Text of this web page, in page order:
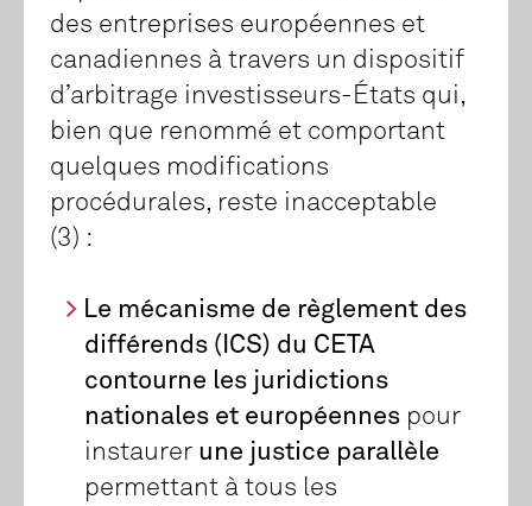
des entreprises européennes et
canadiennes à travers un dispositif
d’arbitrage investisseurs-États qui,
bien que renommé et comportant
quelques modifications
procédurales, reste inacceptable
(3) :
Le mécanisme de règlement des
différends (ICS) du CETA
contourne les juridictions
nationales et européennespour
instaurer une justice parallèle
permettant à tous les